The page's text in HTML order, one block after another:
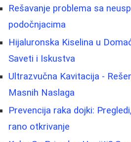
Rešavanje problema sa
podočnjacima
Hijaluronska Kiselina u
Saveti i Iskustva
Ultrazvučna Kavitacija -
Masnih Naslaga
Prevencija raka dojki:
rano otkrivanje